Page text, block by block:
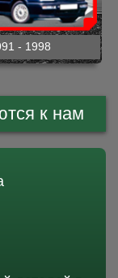
- 1998
к нам